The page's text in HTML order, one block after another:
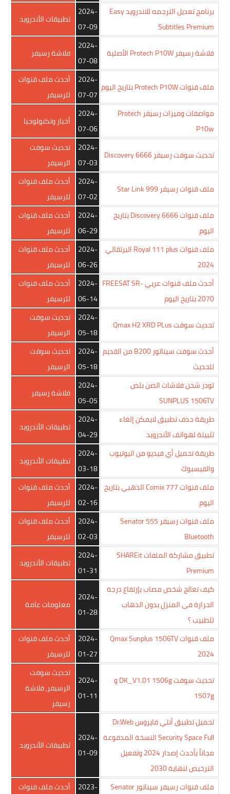
برنامج تعديل الترجمه للاندرويد Easy
Subtitles Premium
2024-
07-09
تطبيقات الأندرويد
فلاشة رسيفر Protech P10W الأصلية
2024-
07-08
فلاشة رسيفر
ملف قنوات Protech P10W بتاريخ اليوم
2024-
07-07
أحدث ملف قنوات
للرسيفر
مواصفات وميزات رسيفر Protech
P10w
2024-
07-06
أخبار وتكنولوجيا
تحديث سوفت رسيفر Discovery 6666
2024-
07-03
تحديث سوفت
الرسيفر
ملف قنوات رسيفر Star Link 999
2024-
07-02
أحدث ملف قنوات
للرسيفر
ملف قنوات Discovery 6666 بتاريخ
اليوم
2024-
06-29
أحدث ملف قنوات
للرسيفر
ملف قنوات Royal 111 plus البرتقالي
2024
2024-
06-26
أحدث ملف قنوات
للرسيفر
أحدث ملف قنوات عربي FREESAT SR-
2070 بتاريخ اليوم
2024-
06-14
أحدث ملف قنوات
للرسيفر
تحديث سوفت Qmax H2 XRD PLus
2024-
05-18
تحديث سوفت
الرسيفر
أحدث سوفت سيناتور B200 من القديم
للحديث
2024-
05-18
تحديث سوفت
الرسيفر
لودر شحن فلاشات الصن بلص
SUNPLUS 1506TV
2024-
05-05
فلاشة رسيفر
طريقة حذف تطبيق لايمكن إلغاء
تثبيتة لهواتف الأندرويد
2024-
04-29
تطبيقات الأندرويد
طريقة تحميل أي فيديو من اليوتيوب
والفيسبوك
2024-
03-18
تطبيقات الأندرويد
ملف قنوات Comix 777 الذهبي بتاريخ
اليوم
2024-
02-16
أحدث ملف قنوات
للرسيفر
ملف قنوات رسيفر Senator 555
Bluetooth
2024-
02-03
أحدث ملف قنوات
للرسيفر
تطبيق مشاركة الملفات SHAREit
Premium
2024-
01-31
تطبيقات الأندرويد
كيف تعالج شخص مصاب بإرتفاع درجة
الحرارة فى المنزل بدون الذهاب
للطبيب ؟
2024-
01-28
معلومات عامة
ملف قنوات Qmax Sunplus 1506TV
2024
2024-
01-27
أحدث ملف قنوات
للرسيفر
تحديث سوفت DK_V1.01 1506g و
1507g
2024-
01-11
تحديث سوفت
الرسيفر,فلاشة
رسيفر
تحميل تطبيق أنتي فايروس Dr.Web
Security Space Full النسخة المدفوعة
مجاناً بأحدث إصدار 2024 وتفعيل
الترخيص لنهاية 2030
2024-
01-09
تطبيقات الأندرويد
ملف قنوات رسيفر سيناتور Senator
2023-
أحدث ملف قنوات